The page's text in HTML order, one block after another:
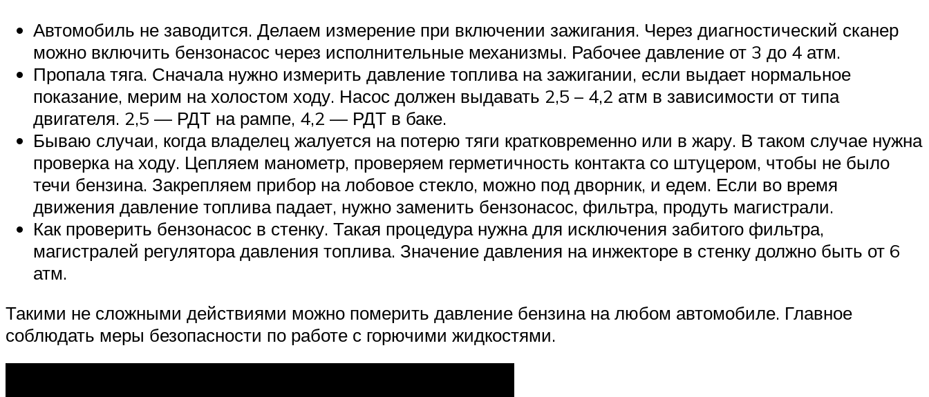
Автомобиль не заводится. Делаем измерение при включении зажигания. Через диагностический сканер
можно включить бензонасос через исполнительные механизмы. Рабочее давление от 3 до 4 атм.
Пропала тяга. Сначала нужно измерить давление топлива на зажигании, если выдает нормальное
показание, мерим на холостом ходу. Насос должен выдавать 2,5 – 4,2 атм в зависимости от типа
двигателя. 2,5 — РДТ на рампе, 4,2 — РДТ в баке.
Бываю случаи, когда владелец жалуется на потерю тяги кратковременно или в жару. В таком случае нужна
проверка на ходу. Цепляем манометр, проверяем герметичность контакта со штуцером, чтобы не было
течи бензина. Закрепляем прибор на лобовое стекло, можно под дворник, и едем. Если во время
движения давление топлива падает, нужно заменить бензонасос, фильтра, продуть магистрали.
Как проверить бензонасос в стенку. Такая процедура нужна для исключения забитого фильтра,
магистралей регулятора давления топлива. Значение давления на инжекторе в стенку должно быть от 6
атм.
Такими не сложными действиями можно померить давление бензина на любом автомобиле. Главное
соблюдать меры безопасности по работе с горючими жидкостями.